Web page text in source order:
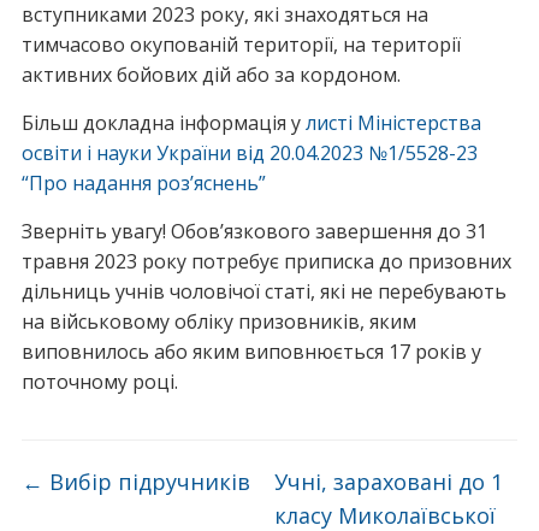
вступниками 2023 року, які знаходяться на
тимчасово окупованій території, на території
активних бойових дій або за кордоном.
Більш докладна інформація улисті Міністерства
освіти і науки України від 20.04.2023 №1/5528-23
“Про надання роз’яснень”
Зверніть увагу! Обов’язкового завершення до 31
травня 2023 року потребує приписка до призовних
дільниць учнів чоловічої статі, які не перебувають
на військовому обліку призовників, яким
виповнилось або яким виповнюється 17 років у
поточному році.
← Вибір підручників
Учні, зараховані до 1
класу Миколаївської